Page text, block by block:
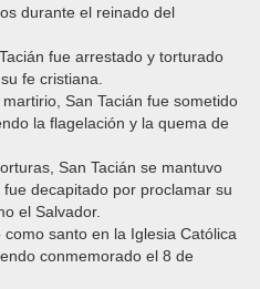
durante el reinado del
fue arrestado y torturado
fe cristiana.
San Tacián fue sometido
la flagelación y la quema de
San Tacián se mantuvo
decapitado por proclamar su
el Salvador.
santo en la Iglesia Católica
conmemorado el 8 de